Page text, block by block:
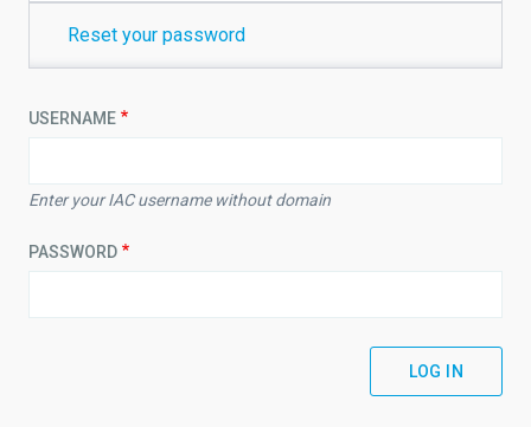
Reset your password
USERNAME
Enter your IAC username without domain
PASSWORD